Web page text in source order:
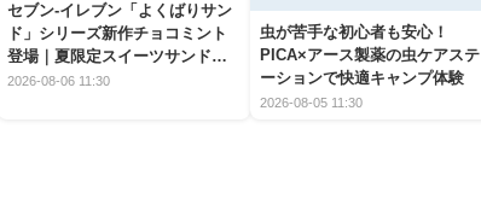
セブン‐イレブン「よくばりサン
ド」シリーズ新作チョコミント
登場｜夏限定スイーツサンドの
爽快な魅力
2026-08-06 11:30
虫が苦手な初心者も安心！
PICA×アース製薬の虫ケアステ
ーションで快適キャンプ体験
2026-08-05 11:30